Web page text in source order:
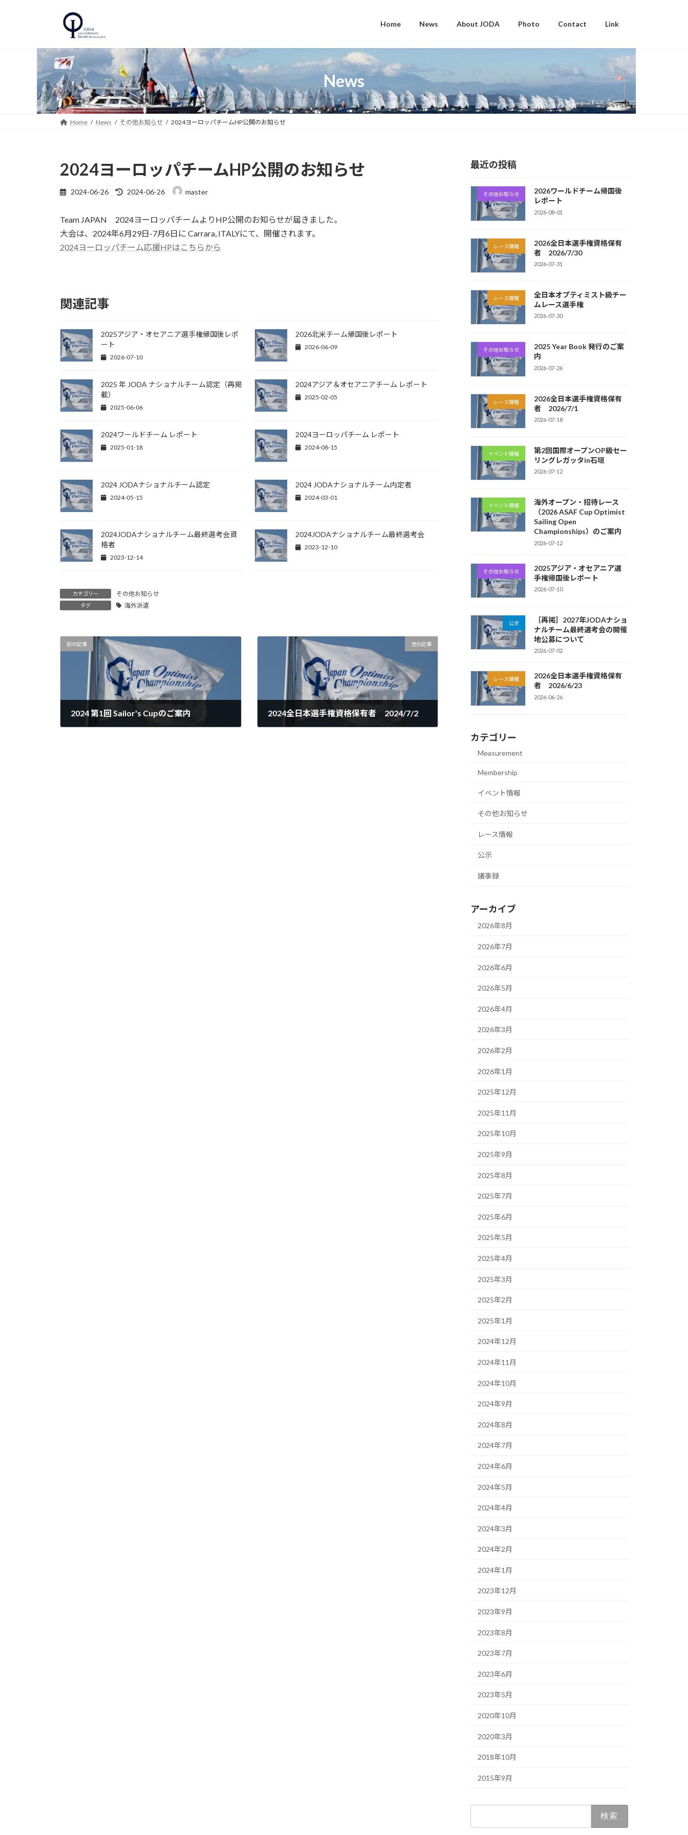
Home News About JODA Photo Contact Link
News
Home News その他お知らせ 2024ヨーロッパチームHP公開のお知らせ
2024ヨーロッパチームHP公開のお知らせ
2024-06-26
最
新
日
:
2024-06-26 master
Team JAPAN 2024ヨーロッパチームよりHP公開のお知らせが届きました。
大会は、2024年6月29日-7月6日に Carrara, ITALYにて、開催されます。
2024ヨーロッパチーム応援HPはこちらから
関連記事
2025アジア・オセアニア選手権帰国後レポ
ート
2026-07-10
2026北米チーム帰国後レポート
2026-06-09
2025 年 JODA ナショナルチーム認定（再掲
載）
2025-06-06
2024アジア＆オセアニアチーム レポート
2025-02-05
2024ワールドチーム レポート
2025-01-18
2024ヨーロッパチーム レポート
2024-08-15
2024 JODAナショナルチーム認定
2024-05-15
2024 JODAナショナルチーム内定者
2024-03-01
2024JODAナショナルチーム最終選考会資
格者
2023-12-14
2024JODAナショナルチーム最終選考会
2023-12-10
カテゴリー その他お知らせ
タグ 海外派遣
前の記事
2024 第1回 Sailor's Cupのご案内
次の記事
2024全日本選手権資格保有者 2024/7/2
最近の投稿
その他お知らせ
2026ワールドチーム帰国後
レポート
2026-08-01
レース情報
2026全日本選手権資格保有
者 2026/7/30
2026-07-31
レース情報
全日本オプティミスト級チー
ムレース選手権
2026-07-30
その他お知らせ
2025 Year Book 発行のご案
内
2026-07-26
レース情報
2026全日本選手権資格保有
者 2026/7/1
2026-07-18
イベント情報
第2回国際オープンOP級セー
リングレガッタin石垣
2026-07-12
イベント情報
海外オープン・招待レース
（2026 ASAF Cup Optimist
Sailing Open
Championships）のご案内
2026-07-12
その他お知らせ
2025アジア・オセアニア選
手権帰国後レポート
2026-07-10
公示
［再掲］2027年JODAナショ
ナルチーム最終選考会の開催
地公募について
2026-07-02
レース情報
2026全日本選手権資格保有
者 2026/6/23
2026-06-26
カテゴリー
Measurement
Membership
イベント情報
その他お知らせ
レース情報
公示
議事録
アーカイブ
2026年8月
2026年7月
2026年6月
2026年5月
2026年4月
2026年3月
2026年2月
2026年1月
2025年12月
2025年11月
2025年10月
2025年9月
2025年8月
2025年7月
2025年6月
2025年5月
2025年4月
2025年3月
2025年2月
2025年1月
2024年12月
2024年11月
2024年10月
2024年9月
2024年8月
2024年7月
2024年6月
2024年5月
2024年4月
2024年3月
2024年2月
2024年1月
2023年12月
2023年9月
2023年8月
2023年7月
2023年6月
2023年5月
2020年10月
2020年3月
2018年10月
2015年9月